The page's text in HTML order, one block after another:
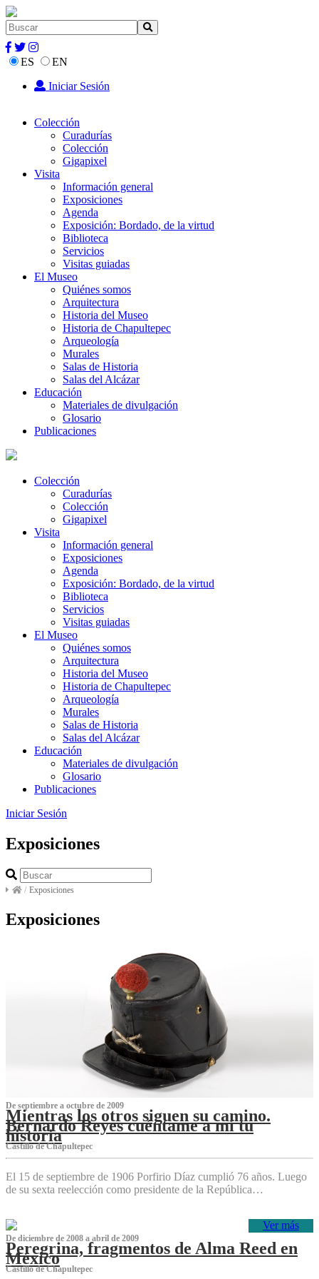
ES
EN
Iniciar Sesión
Colección
Curadurías
Colección
Gigapixel
Visita
Información general
Exposiciones
Agenda
Exposición: Bordado, de la virtud
Biblioteca
Servicios
Visitas guiadas
El Museo
Quiénes somos
Arquitectura
Historia del Museo
Historia de Chapultepec
Arqueología
Murales
Salas de Historia
Salas del Alcázar
Educación
Materiales de divulgación
Glosario
Publicaciones
Colección
Curadurías
Colección
Gigapixel
Visita
Información general
Exposiciones
Agenda
Exposición: Bordado, de la virtud
Biblioteca
Servicios
Visitas guiadas
El Museo
Quiénes somos
Arquitectura
Historia del Museo
Historia de Chapultepec
Arqueología
Murales
Salas de Historia
Salas del Alcázar
Educación
Materiales de divulgación
Glosario
Publicaciones
Iniciar Sesión
Exposiciones
/ Exposiciones
Exposiciones
De septiembre a octubre de 2009
Mientras los otros siguen su camino.
Bernardo Reyes cuéntame a mí tu
historia
Castillo de Chapultepec
El 15 de septiembre de 1906 Porfirio Díaz cumplió 76 años. Luego
de su sexta reelección como presidente de la República…
Ver más
De diciembre de 2008 a abril de 2009
Peregrina, fragmentos de Alma Reed en
México
Castillo de Chapultepec